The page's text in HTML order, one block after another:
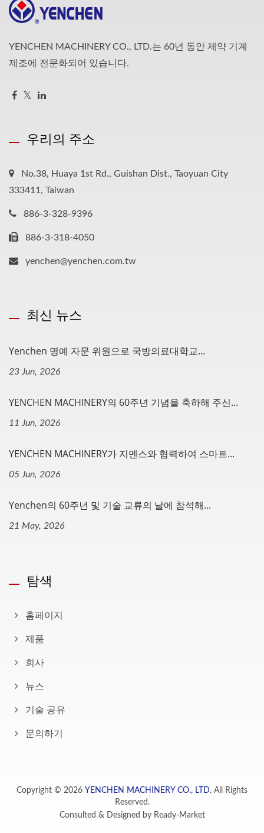
YENCHEN MACHINERY CO., LTD.는 60년 동안 제약 기계
제조에 전문화되어 있습니다.
우리의 주소
No.38, Huaya 1st Rd., Guishan Dist., Taoyuan City
333411, Taiwan
886-3-328-9396
886-3-318-4050
yenchen@yenchen.com.tw
최신 뉴스
Yenchen 명예 자문 위원으로 국방의료대학교...
23 Jun, 2026
YENCHEN MACHINERY의 60주년 기념을 축하해 주신...
11 Jun, 2026
YENCHEN MACHINERY가 지멘스와 협력하여 스마트...
05 Jun, 2026
Yenchen의 60주년 및 기술 교류의 날에 참석해...
21 May, 2026
탐색
홈페이지
제품
회사
뉴스
기술 공유
문의하기
Copyright © 2026 YENCHEN MACHINERY CO., LTD. All Rights
Reserved.
Consulted & Designed by Ready-Market